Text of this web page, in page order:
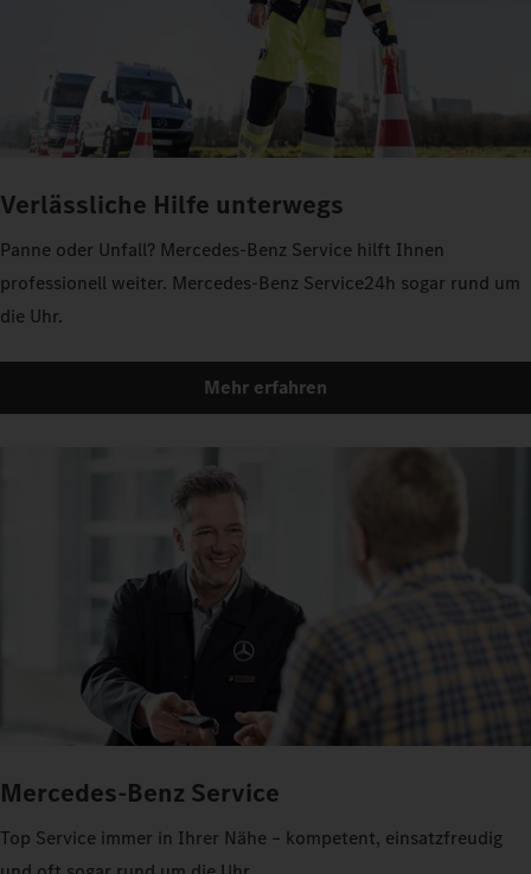
Verlässliche Hilfe unterwegs
Panne oder Unfall? Mercedes-Benz Service hilft Ihnen
professionell weiter. Mercedes-Benz Service24h sogar rund um
die Uhr.
Mehr erfahren
Mercedes-Benz Service
Top Service immer in Ihrer Nähe – kompetent, einsatzfreudig